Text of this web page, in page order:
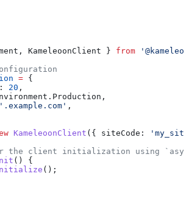
, KameleoonClient } from
= {
20 ,
. Production ,
,
KameleoonClient ({ siteCode:
the client initialization using
() {
();